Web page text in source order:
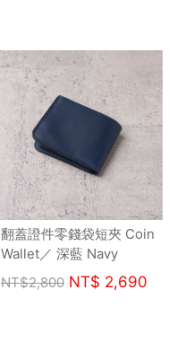
翻蓋證件零錢袋短夾 Coin
Wallet／ 深藍 Navy
NT$2,800 NT$ 2,690